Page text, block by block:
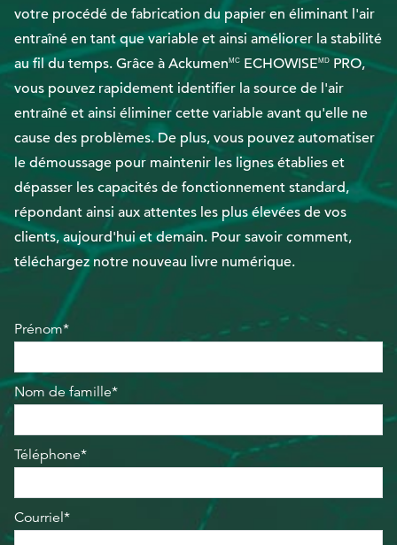
English
Rechercher
votre procédé de fabrication du papier en éliminant l'air
entraîné en tant que variable et ainsi améliorer la stabilité
au fil du temps. Grâce à Ackumen MC ECHOWISE MD PRO,
vous pouvez rapidement identifier la source de l'air
entraîné et ainsi éliminer cette variable avant qu'elle ne
cause des problèmes. De plus, vous pouvez automatiser
le démoussage pour maintenir les lignes établies et
dépasser les capacités de fonctionnement standard,
répondant ainsi aux attentes les plus élevées de vos
clients, aujourd'hui et demain. Pour savoir comment,
téléchargez notre nouveau livre numérique.
Prénom*
Nom de famille*
Téléphone*
Courriel*